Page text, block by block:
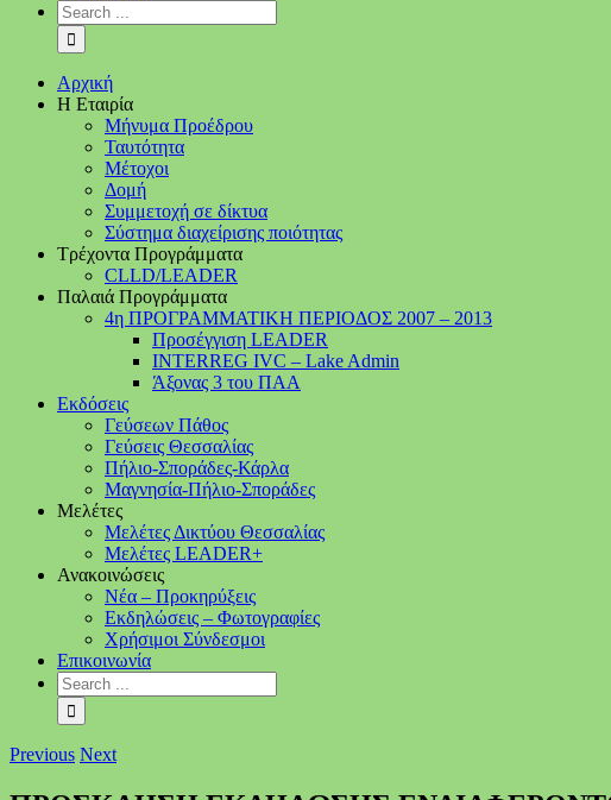
Αρχική
Η Εταιρία
Μήνυμα Προέδρου
Ταυτότητα
Μέτοχοι
Δομή
Συμμετοχή σε δίκτυα
Σύστημα διαχείρισης ποιότητας
Τρέχοντα Προγράμματα
CLLD/LEADER
Παλαιά Προγράμματα
4η ΠΡΟΓΡΑΜΜΑΤΙΚΗ ΠΕΡΙΟΔΟΣ 2007 – 2013
Προσέγγιση LEADER
INTERREG IVC – Lake Admin
Άξονας 3 του ΠΑΑ
Εκδόσεις
Γεύσεων Πάθος
Γεύσεις Θεσσαλίας
Πήλιο-Σποράδες-Κάρλα
Μαγνησία-Πήλιο-Σποράδες
Μελέτες
Μελέτες Δικτύου Θεσσαλίας
Μελέτες LEADER+
Ανακοινώσεις
Νέα – Προκηρύξεις
Εκδηλώσεις – Φωτογραφίες
Χρήσιμοι Σύνδεσμοι
Επικοινωνία
Previous Next